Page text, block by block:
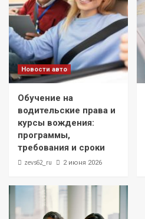
Новости авто
Обучение на
водительские права и
курсы вождения:
программы,
требования и сроки
zevs62_ru 2 июня 2026